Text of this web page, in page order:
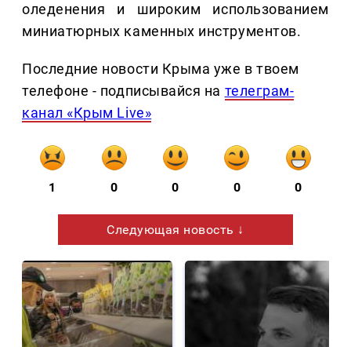
оледенения и широким использованием
миниатюрных каменных инструментов.
Последние новости Крыма уже в твоем
телефоне - подписывайся на телеграм-
канал «Крым Live»
1 0 0 0 0
Следующая новость ↓